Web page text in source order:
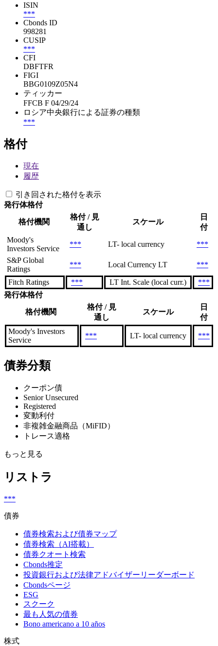
ISIN
***
Cbonds ID
998281
CUSIP
***
CFI
DBFTFR
FIGI
BBG0109Z05N4
ティッカー
FFCB F 04/29/24
ロシア中央銀行による証券の種類
***
格付
現在
履歴
引き回された格付を表示
発行体格付
格付機関
格付 / 見
通し
スケール
日
付
Moody's
Investors Service
*** LT- local currency
***
S&P Global
Ratings
*** Local Currency LT ***
Fitch Ratings *** LT Int. Scale (local curr.)
***
発行体格付
格付機関
格付 / 見
通し
スケール
日
付
Moody's Investors
Service
*** LT- local currency ***
債券分類
クーポン債
Senior Unsecured
Registered
変動利付
非複雑金融商品（MiFID）
トレース適格
もっと見る
リストラ
***
債券
債券検索および債券マップ
債券検索（AI搭載）
債券クオート検索
Cbonds推定
投資銀行および法律アドバイザーリーダーボード
Cbondsページ
ESG
スクーク
最も人気の債券
Bono americano a 10 años
株式